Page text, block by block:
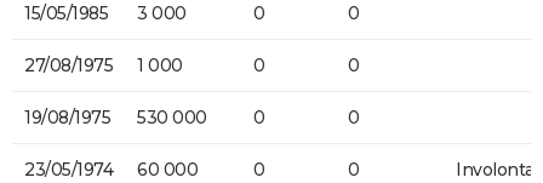
15/05/1985 3 000 0 0
27/08/1975 1 000 0 0
19/08/1975 530 000 0 0
23/05/1974 60 000 0 0